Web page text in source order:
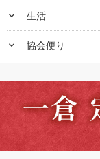
keyboard_arrow_down 生活
keyboard_arrow_down 協会便り